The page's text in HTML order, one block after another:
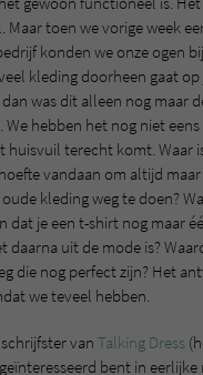
Maar toen we vorige week
konden we onze ogen
kleding doorheen gaat op
dan was dit alleen nog maar
hebben het nog niet
huisvuil terecht komt. Waar
vandaan om altijd maar
kleding weg te doen?
dat je een t-shirt nog maar
daarna uit de mode is?
die nog perfect zijn? Het
we teveel hebben.
van Talking Dress
bent in